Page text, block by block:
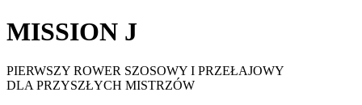
MISSION J
PIERWSZY ROWER SZOSOWY I PRZEŁAJOWY
DLA PRZYSZŁYCH MISTRZÓW